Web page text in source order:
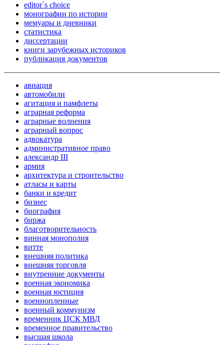
editor`s choice
монографии по истории
мемуары и дневники
статистика
диссертации
книги зарубежных историков
публикация документов
авиация
автомобили
агитация и памфлеты
аграрная реформа
аграрные волнения
аграрный вопрос
адвокатура
административное право
александр III
армия
архитектура и строительство
атласы и карты
банки и кредит
бизнес
биография
биржа
благотворительность
винная монополия
витте
внешняя политика
внешняя торговля
внутренние документы
военная экономика
военная юстиция
военнопленные
военный коммунизм
временник ЦСК МВД
временное правительство
высшая школа